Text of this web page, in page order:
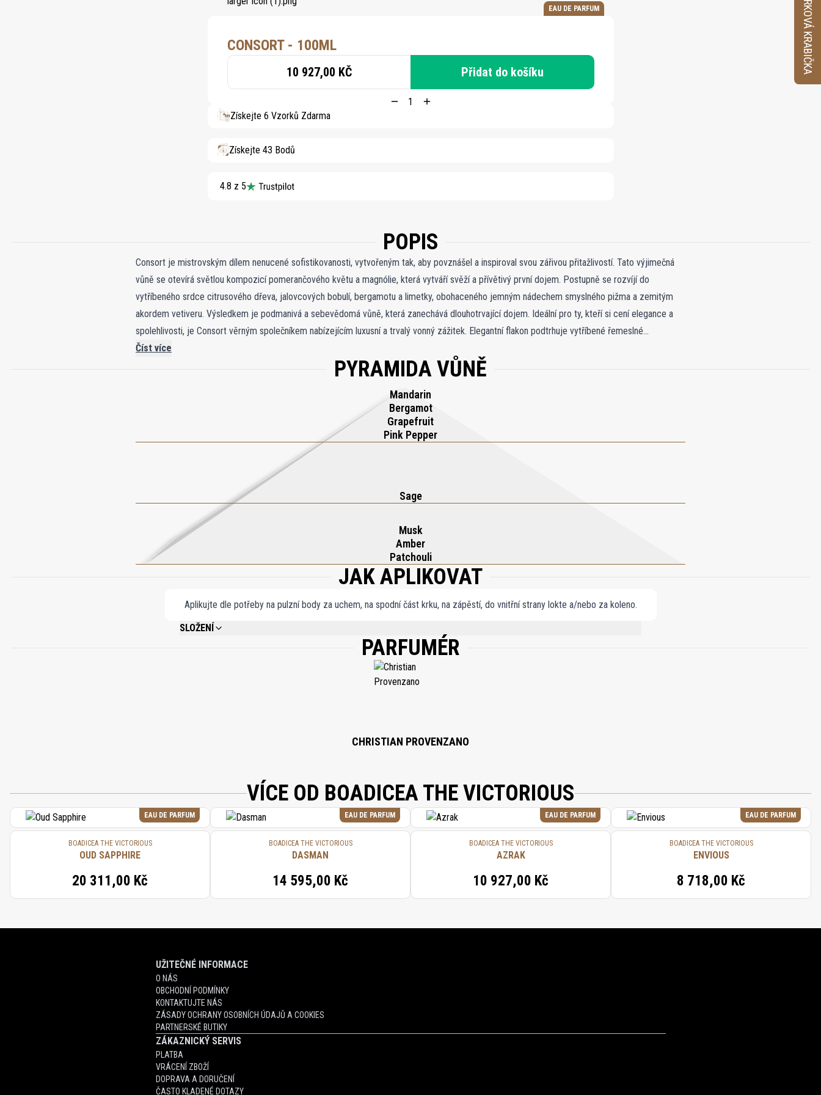
EAU DE PARFUM
CONSORT - 100ML
10 927,00 KČ Přidat do košíku
Získejte 6 Vzorků Zdarma
Získejte 43 Bodů
4.8 z 5
POPIS
Consort je mistrovským dílem nenucené sofistikovanosti, vytvořeným tak, aby povznášel a inspiroval svou zářivou přitažlivostí. Tato výjimečná
vůně se otevírá světlou kompozicí pomerančového květu a magnólie, která vytváří svěží a přívětivý první dojem. Postupně se rozvíjí do
vytříbeného srdce citrusového dřeva, jalovcových bobulí, bergamotu a limetky, obohaceného jemným nádechem smyslného pižma a zemitým
akordem vetiveru. Výsledkem je podmanivá a sebevědomá vůně, která zanechává dlouhotrvající dojem. Ideální pro ty, kteří si cení elegance a
spolehlivosti, je Consort věrným společníkem nabízejícím luxusní a trvalý vonný zážitek. Elegantní flakon podtrhuje vytříbené řemeslné
zpracování a nadčasovou sofistikovanost, jež tuto výjimečnou vůni definují.
Číst více
PYRAMIDA VŮNĚ
Mandarin
Bergamot
Grapefruit
Pink Pepper
Sage
Musk
Amber
Patchouli
JAK APLIKOVAT
Aplikujte dle potřeby na pulzní body za uchem, na spodní část krku, na zápěstí, do vnitřní strany lokte a/nebo za koleno.
SLOŽENÍ
ALCOHOL DENAT. (SD ALCOHOL 40-B), PARFUM (FRAGRANCE), AQUA (WATER), LIMONENE, LINALOOL, BHT, CITRAL, EUGENOL, GERANIOL.
PARFUMÉR
CHRISTIAN PROVENZANO
VÍCE OD BOADICEA THE VICTORIOUS
EAU DE PARFUM
BOADICEA THE VICTORIOUS
OUD SAPPHIRE
20 311,00 Kč
EAU DE PARFUM
BOADICEA THE VICTORIOUS
DASMAN
14 595,00 Kč
EAU DE PARFUM
BOADICEA THE VICTORIOUS
AZRAK
10 927,00 Kč
EAU DE PARFUM
BOADICEA THE VICTORIOUS
ENVIOUS
8 718,00 Kč
UŽITEČNÉ INFORMACE
O NÁS
OBCHODNÍ PODMÍNKY
KONTAKTUJTE NÁS
ZÁSADY OCHRANY OSOBNÍCH ÚDAJŮ A COOKIES
PARTNERSKÉ BUTIKY
ZÁKAZNICKÝ SERVIS
PLATBA
VRÁCENÍ ZBOŽÍ
DOPRAVA A DORUČENÍ
ČASTO KLADENÉ DOTAZY
VZORKOVÁ KRABIČKA